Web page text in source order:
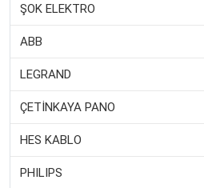
ŞOK ELEKTRO
ABB
LEGRAND
ÇETİNKAYA PANO
HES KABLO
PHILIPS